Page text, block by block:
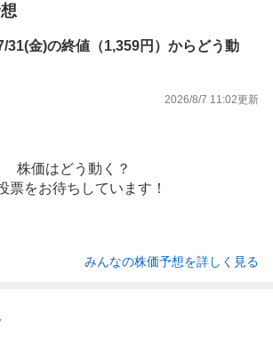
31(金)の終値（1,359円）からどう動
2026/8/7 11:02更新
株価はどう動く？
票をお待ちしています！
みんなの株価予想を詳しく見る